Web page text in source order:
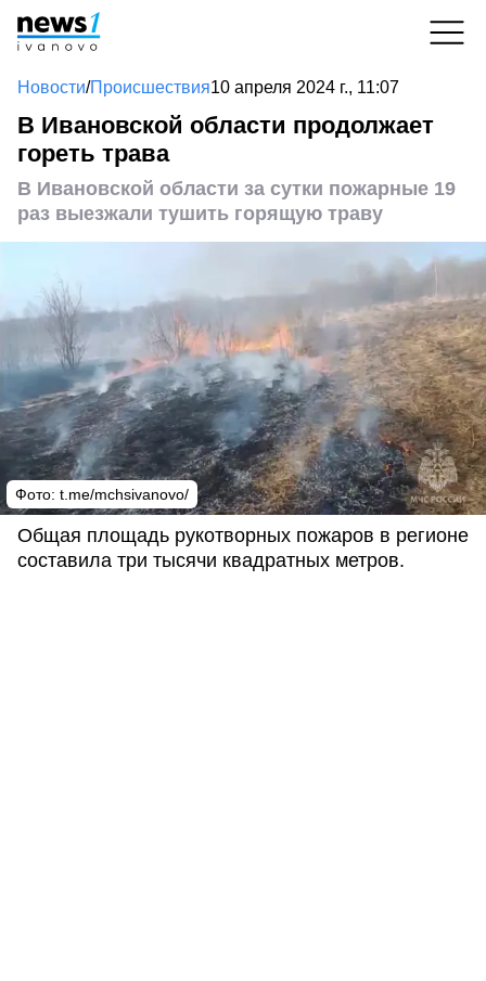
Новости/Происшествия10 апреля 2024 г., 11:07
В Ивановской области продолжает
гореть трава
В Ивановской области за сутки пожарные 19
раз выезжали тушить горящую траву
Фото: t.me/mchsivanovo/
Общая площадь рукотворных пожаров в регионе
составила три тысячи квадратных метров.